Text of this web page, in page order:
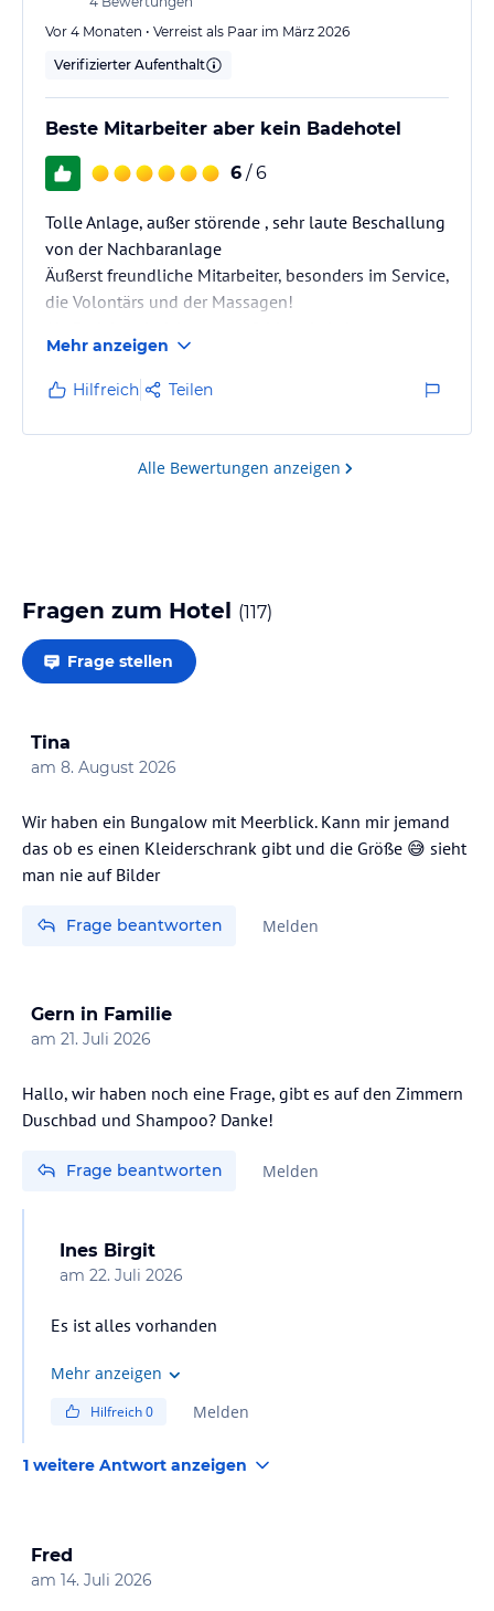
Vor 4 Monaten • Verreist als Paar im März 2026
Verifizierter Aufenthalt
Beste Mitarbeiter aber kein Badehotel
6 / 6
Tolle Anlage, außer störende , sehr laute Beschallung
von der Nachbaranlage
Äußerst freundliche Mitarbeiter, besonders im Service,
die Volontärs und der Massagen!
Schwimmen im Meer möglich, wegen täglichem
Sturm!
Mehr anzeigen
Hilfreich Teilen
Alle Bewertungen anzeigen
Fragen zum Hotel (117)
Frage stellen
Tina
am 8. August 2026
Wir haben ein Bungalow mit Meerblick. Kann mir jemand
das ob es einen Kleiderschrank gibt und die Größe 😅 sieht
man nie auf Bilder
Frage beantworten Melden
Gern in Familie
am 21. Juli 2026
Hallo, wir haben noch eine Frage, gibt es auf den Zimmern
Duschbad und Shampoo? Danke!
Frage beantworten Melden
Ines Birgit
am 22. Juli 2026
Es ist alles vorhanden
Mehr anzeigen
Hilfreich0 Melden
1 weitere Antwort anzeigen
Fred
am 14. Juli 2026